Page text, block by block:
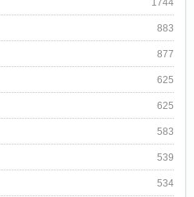
883
877
625
625
583
539
534